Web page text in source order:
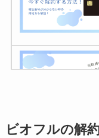
ビオフルの解